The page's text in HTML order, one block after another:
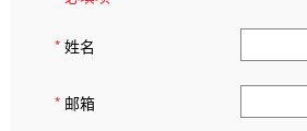
* 姓名
* 邮箱